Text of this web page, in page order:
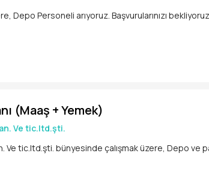
(Maaş + Yemek)
Ve tic.ltd.şti.
tic.ltd.şti. bünyesinde çalışmak üzere, Depo ve